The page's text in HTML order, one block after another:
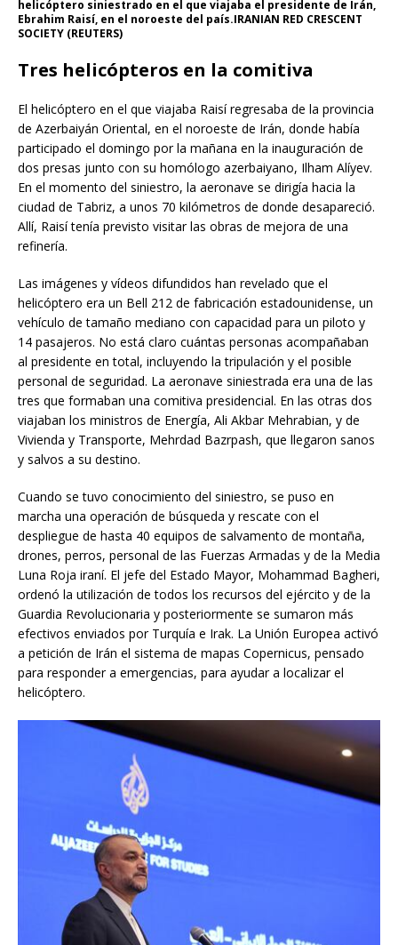
helicóptero siniestrado en el que viajaba el presidente de Irán,
Ebrahim Raisí, en el noroeste del país.IRANIAN RED CRESCENT
SOCIETY (REUTERS)
Tres helicópteros en la comitiva
El helicóptero en el que viajaba Raisí regresaba de la provincia
de Azerbaiyán Oriental, en el noroeste de Irán, donde había
participado el domingo por la mañana en la inauguración de
dos presas junto con su homólogo azerbaiyano, Ilham Alíyev.
En el momento del siniestro, la aeronave se dirigía hacia la
ciudad de Tabriz, a unos 70 kilómetros de donde desapareció.
Allí, Raisí tenía previsto visitar las obras de mejora de una
refinería.
Las imágenes y vídeos difundidos han revelado que el
helicóptero era un Bell 212 de fabricación estadounidense, un
vehículo de tamaño mediano con capacidad para un piloto y
14 pasajeros. No está claro cuántas personas acompañaban
al presidente en total, incluyendo la tripulación y el posible
personal de seguridad. La aeronave siniestrada era una de las
tres que formaban una comitiva presidencial. En las otras dos
viajaban los ministros de Energía, Ali Akbar Mehrabian, y de
Vivienda y Transporte, Mehrdad Bazrpash, que llegaron sanos
y salvos a su destino.
Cuando se tuvo conocimiento del siniestro, se puso en
marcha una operación de búsqueda y rescate con el
despliegue de hasta 40 equipos de salvamento de montaña,
drones, perros, personal de las Fuerzas Armadas y de la Media
Luna Roja iraní. El jefe del Estado Mayor, Mohammad Bagheri,
ordenó la utilización de todos los recursos del ejército y de la
Guardia Revolucionaria y posteriormente se sumaron más
efectivos enviados por Turquía e Irak. La Unión Europea activó
a petición de Irán el sistema de mapas Copernicus, pensado
para responder a emergencias, para ayudar a localizar el
helicóptero.